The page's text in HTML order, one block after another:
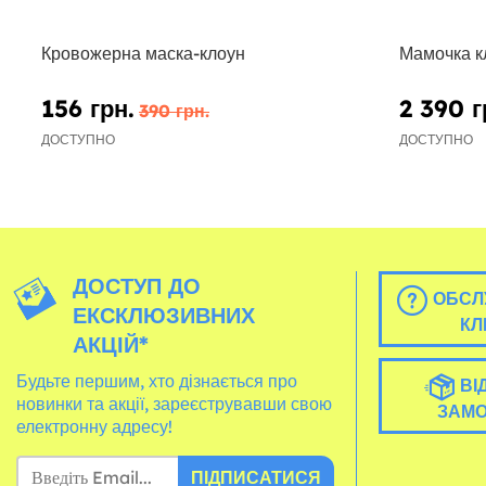
Кровожерна маска-клоун
156 грн. 390 грн.
ДОСТУПНО
Мамочка
2 390
ДОСТУПНО
ДОСТУП ДО
ЕКСКЛЮЗИВНИХ
АКЦІЙ*
Будьте першим, хто дізнається про
новинки та акції, зареєструвавши свою
електронну адресу!
ПІДПИСАТИСЯ